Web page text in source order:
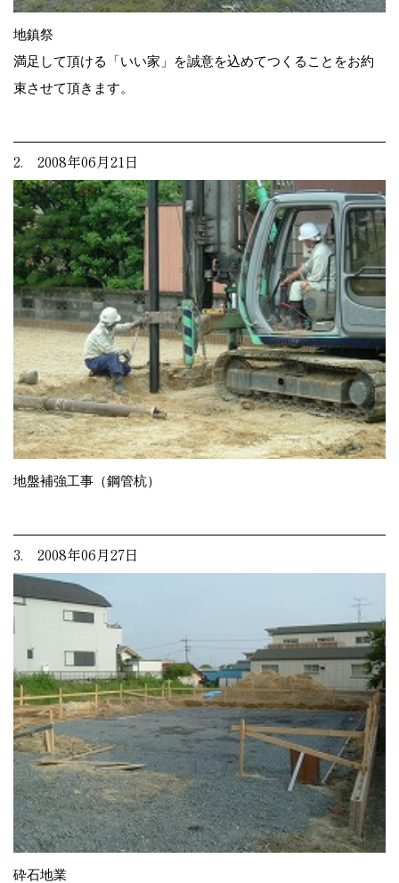
地鎮祭
満足して頂ける「いい家」を誠意を込めてつくることをお約
束させて頂きます。
2. 2008年06月21日
地盤補強工事（鋼管杭）
3. 2008年06月27日
砕石地業